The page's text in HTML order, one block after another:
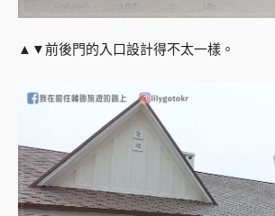
▲▼前後門的入口設計得不太一樣。